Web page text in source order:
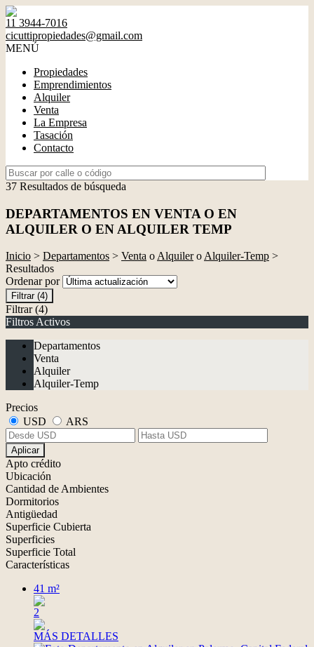
11 3944-7016
cicuttipropiedades@gmail.com
MENÚ
Propiedades
Emprendimientos
Alquiler
Venta
La Empresa
Tasación
Contacto
37 Resultados de búsqueda
DEPARTAMENTOS EN VENTA O EN
ALQUILER O EN ALQUILER TEMP
Inicio > Departamentos > Venta oAlquileroAlquiler-Temp >
Resultados
Ordenar por
Filtrar (4)
Filtrar (4)
Filtros Activos
Departamentos
Venta
Alquiler
Alquiler-Temp
Precios
USD
ARS
Aplicar
Apto crédito
Ubicación
Cantidad de Ambientes
Dormitorios
Antigüedad
Superficie Cubierta
Superficies
Superficie Total
Características
41 m²
2
MÁS DETALLES